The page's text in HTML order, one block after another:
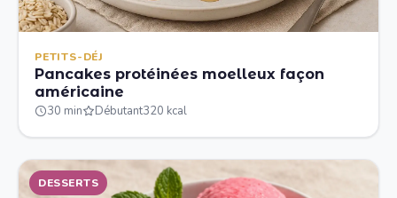
PETITS-DÉJ
Pancakes protéinées moelleux façon
américaine
30 min Débutant320 kcal
DESSERTS